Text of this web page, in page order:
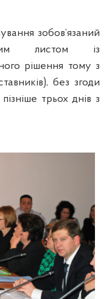
зобов’язаний
листом із
рішення тому з
без згоди
трьох днів з